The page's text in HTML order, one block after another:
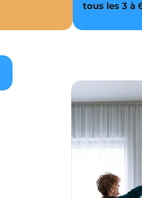
tous les 3 à